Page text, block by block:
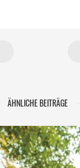
ÄHNLICHE BEITRÄGE